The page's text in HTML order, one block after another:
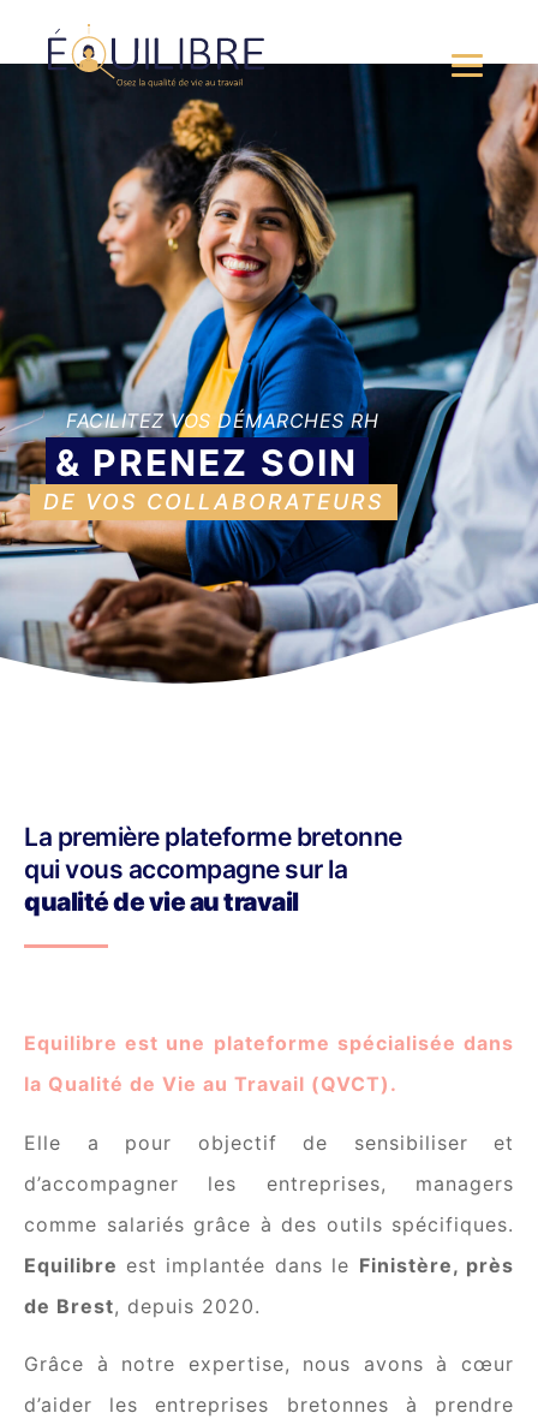
FACILITEZ VOS DÉMARCHES RH
& PRENEZ SOIN
DE VOS COLLABORATEURS
La première plateforme bretonne
qui vous accompagne sur la
qualité de vie au travail
Equilibre est une plateforme spécialisée dans
la Qualité de Vie au Travail (QVCT).
Elle a pour objectif de sensibiliser et
d’accompagner les entreprises, managers
comme salariés grâce à des outils spécifiques.
Equilibre est implantée dans le Finistère, près
de Brest, depuis 2020.
Grâce à notre expertise, nous avons à cœur
d’aider les entreprises bretonnes à prendre